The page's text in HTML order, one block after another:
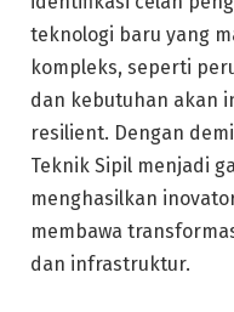
teknologi baru yang
kompleks, seperti
dan kebutuhan akan
resilient. Dengan
Teknik Sipil menjadi
menghasilkan
membawa
dan infrastruktur.